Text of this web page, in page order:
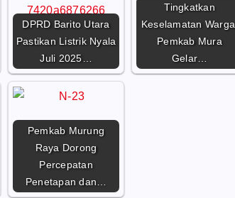
DPRD Barito Utara
Pastikan Listrik Nyala
Juli 2025…
Tingkatkan
Keselamatan Warga,
Pemkab Mura
Gelar…
Pemkab Murung
Raya Dorong
Percepatan
Penetapan dan…